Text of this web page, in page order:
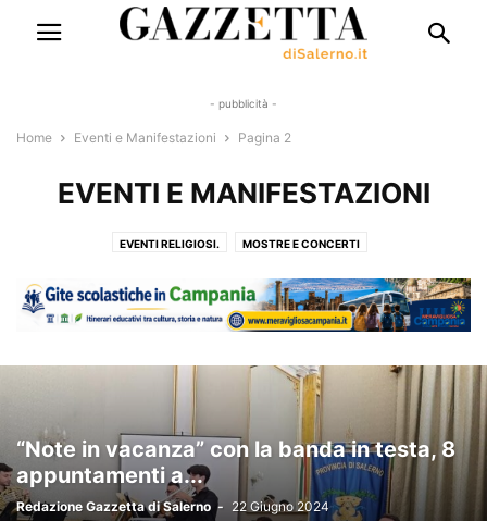
- pubblicità -
Home Eventi e Manifestazioni Pagina 2
EVENTI E MANIFESTAZIONI
EVENTI RELIGIOSI. MOSTRE E CONCERTI
“Note in vacanza” con la banda in testa, 8
appuntamenti a...
Redazione Gazzetta di Salerno - 22 Giugno 2024